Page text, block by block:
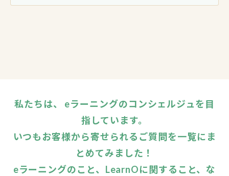
私たちは、 eラーニングのコンシェルジュを目
指しています。
いつもお客様から寄せられるご質問を一覧にま
とめてみました！
eラーニングのこと、LearnOに関すること、な